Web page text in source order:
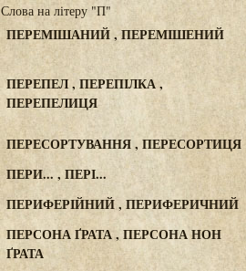
Слова на літеру "П"
ПЕРЕМІШАНИЙ , ПЕРЕМІШЕНИЙ
ПЕРЕПЕЛ , ПЕРЕПІЛКА ,
ПЕРЕПЕЛИЦЯ
ПЕРЕСОРТУВАННЯ , ПЕРЕСОРТИЦЯ
ПЕРИ... , ПЕРІ...
ПЕРИФЕРІЙНИЙ , ПЕРИФЕРИЧНИЙ
ПЕРСОНА ҐРАТА , ПЕРСОНА НОН
ҐРАТА